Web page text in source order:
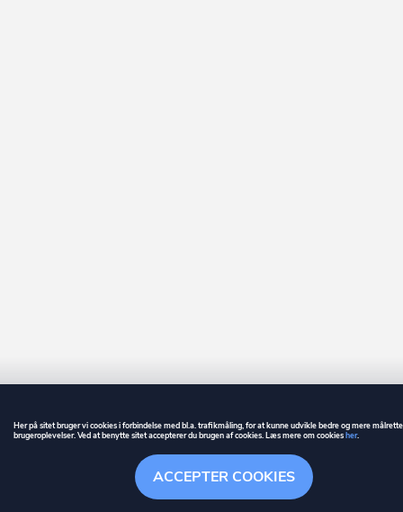
Søgehistorik Menu
GUIDE BETINGELSER
er et registreret varemærke tilhørende ownr ApS – CVR nr.: 36 40 88
ACCEPTER COOKIES
Her på sitet bruger vi cookies i forbindelse med bl.a. trafikmåling, for at kunne udvikle bedre og mere
brugeroplevelser. Ved at benytte sitet accepterer du brugen af cookies. Læs mere om cookiesher.